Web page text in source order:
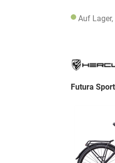
Auf
Futura